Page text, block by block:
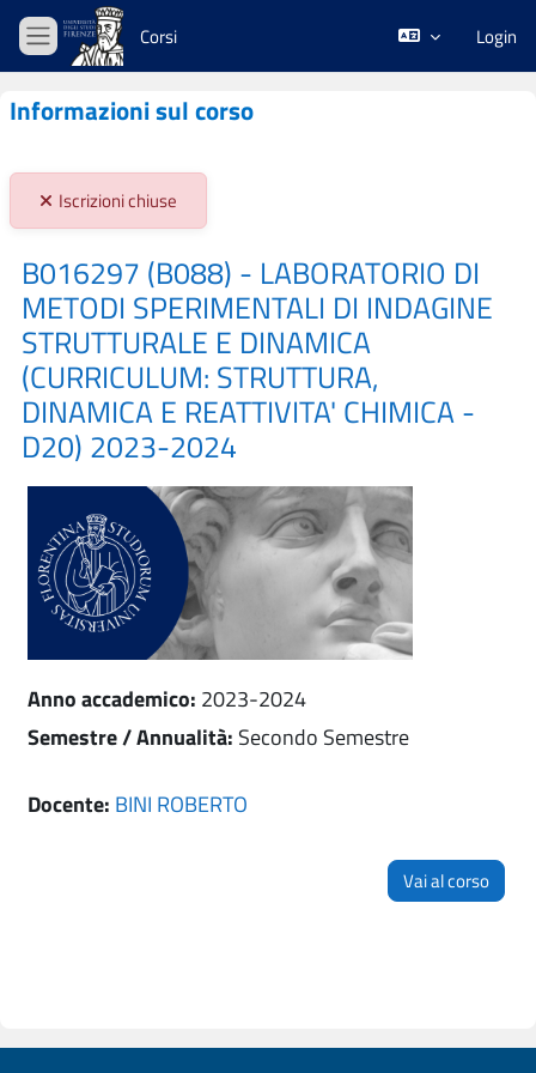
Vai al contenuto principale
Pannello laterale
Corsi Login
Informazioni sul corso
Stato iscrizioni:
Iscrizioni chiuse
B016297 (B088) - LABORATORIO DI
METODI SPERIMENTALI DI INDAGINE
STRUTTURALE E DINAMICA
(CURRICULUM: STRUTTURA,
DINAMICA E REATTIVITA' CHIMICA -
D20) 2023-2024
Anno accademico: 2023-2024
Semestre / Annualità: Secondo Semestre
Docente: BINI ROBERTO
Vai al corso